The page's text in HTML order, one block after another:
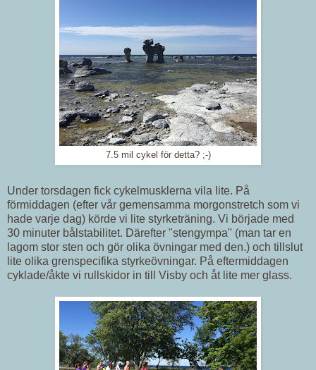
7.5 mil cykel för detta? ;-)
Under torsdagen fick cykelmusklerna vila lite. På
förmiddagen (efter vår gemensamma morgonstretch som vi
hade varje dag) körde vi lite styrketräning. Vi började med
30 minuter bålstabilitet. Därefter "stengympa" (man tar en
lagom stor sten och gör olika övningar med den.) och tillslut
lite olika grenspecifika styrkeövningar. På eftermiddagen
cyklade/åkte vi rullskidor in till Visby och åt lite mer glass.